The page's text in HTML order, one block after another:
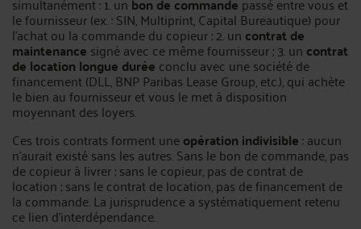
le fournisseur (ex. : SIN, Multiprint, Capital Bureautique) pour
l’achat ou la commande du copieur ; 2. un contrat de
maintenance signé avec ce même fournisseur ; 3. un contrat
de location longue durée conclu avec une société de
financement (DLL, BNP Paribas Lease Group, etc.), qui achète
le bien au fournisseur et vous le met à disposition
moyennant des loyers.
Ces trois contrats forment uneopération indivisible: aucun
n’aurait existé sans les autres. Sans le bon de commande, pas
de copieur à livrer ; sans le copieur, pas de contrat de
location ; sans le contrat de location, pas de financement de
la commande. La jurisprudence a systématiquement retenu
ce lien d’interdépendance.